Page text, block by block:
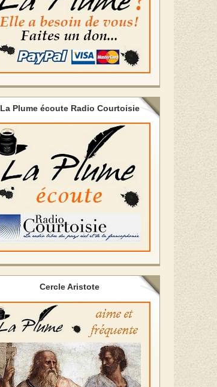
La Plume écoute Radio Courtoisie
Cercle Aristote